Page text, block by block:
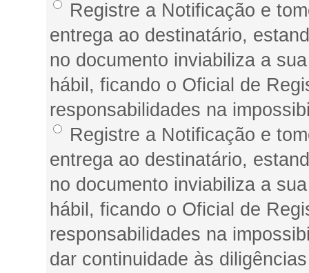
Registre a Notificação e
entrega ao destinatário,
no documento inviabiliza a
hábil, ficando o Oficial de
responsabilidades na
Registre a Notificação e
entrega ao destinatário,
no documento inviabiliza a
hábil, ficando o Oficial de
responsabilidades na
dar continuidade às